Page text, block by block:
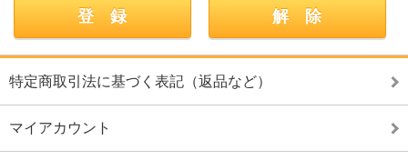
特定商取引法に基づく表記（返品など）
マイアカウント